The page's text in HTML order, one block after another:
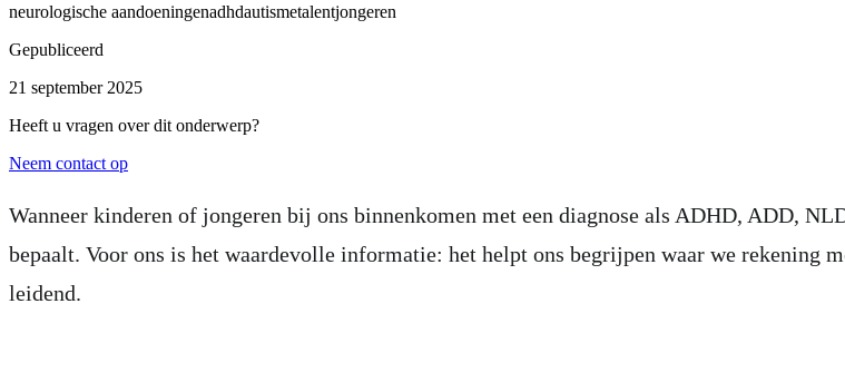
neurologische aandoeningenadhdautismetalentjongeren
Gepubliceerd
21 september 2025
Heeft u vragen over dit onderwerp?
Neem contact op
Wanneer kinderen of jongeren bij ons binnenkomen met een diagnose als ADHD, ADD,
bepaalt. Voor ons is het waardevolle informatie: het helpt ons begrijpen waar we rekening
leidend.